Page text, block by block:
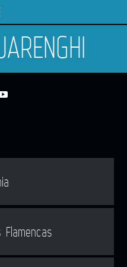
Flamencas